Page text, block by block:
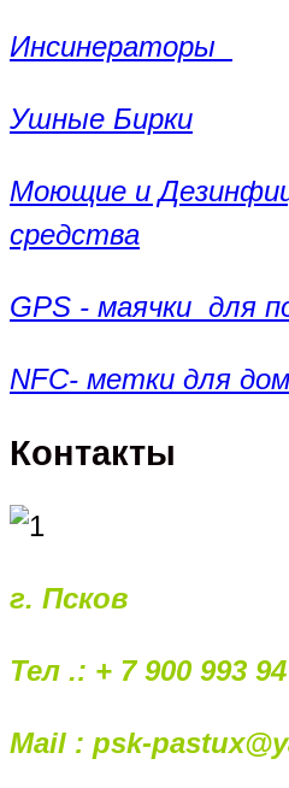
Инсинераторы
Ушные Бирки
Моющие и
средства
GPS - маячки для
NFC- метки для
Контакты
г. Псков
Тел .: + 7 900 993
Mail : psk-